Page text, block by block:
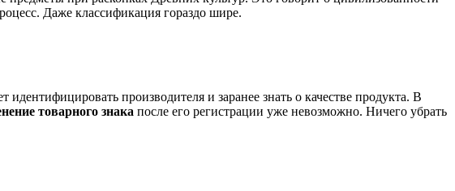
Даже классификация гораздо шире.
производителя и заранее знать о качестве продукта. В
товарного знака после его регистрации уже невозможно. Ничего убрать